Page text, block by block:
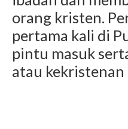
orang kristen.
pertama kali di
pintu masuk
atau kekristenan